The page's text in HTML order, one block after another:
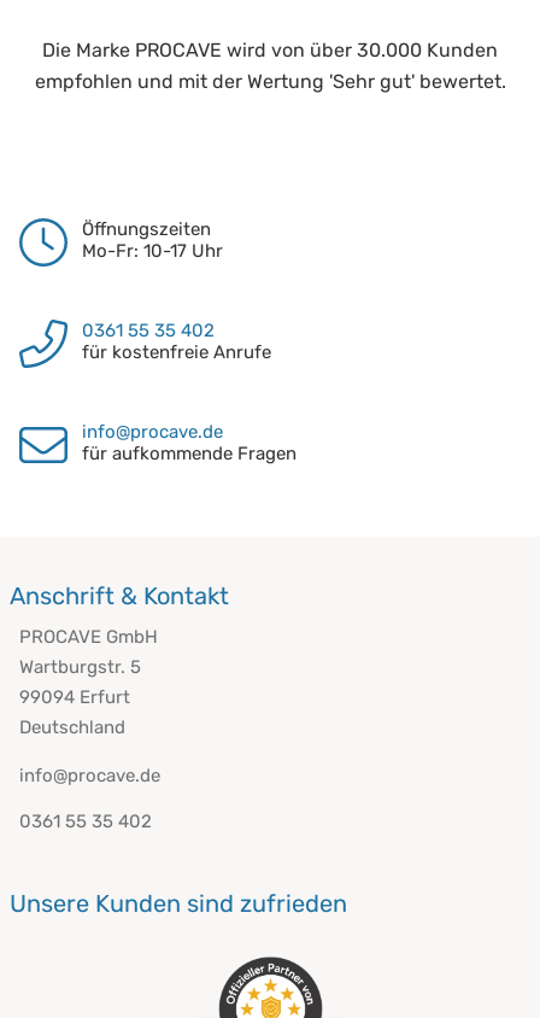
Die Marke PROCAVE wird von über 30.000 Kunden
empfohlen und mit der Wertung 'Sehr gut' bewertet.
Öffnungszeiten
Mo-Fr: 10-17 Uhr
0361 55 35 402
für kostenfreie Anrufe
info@procave.de
für aufkommende Fragen
Anschrift & Kontakt
PROCAVE GmbH
Wartburgstr. 5
99094 Erfurt
Deutschland
info@procave.de
0361 55 35 402
Unsere Kunden sind zufrieden